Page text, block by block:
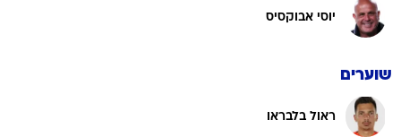
יוסי אבוקסיס
שוערים
ראול בלבראו